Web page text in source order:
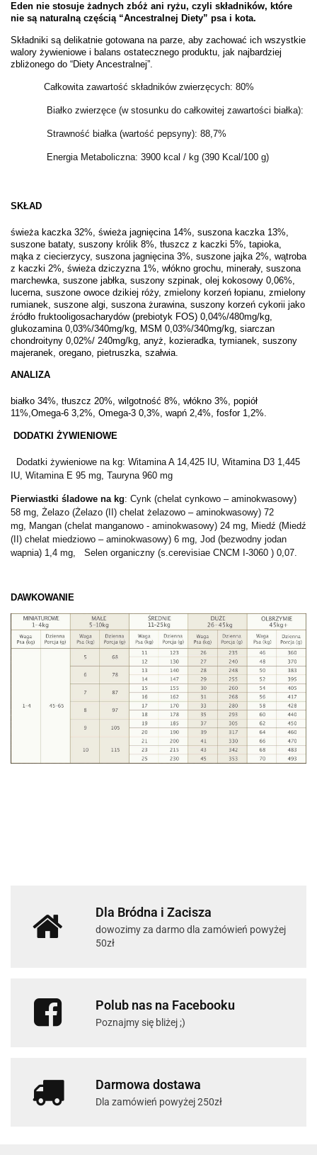
Eden nie stosuje żadnych zbóż ani ryżu, czyli składników, które
nie są naturalną częścią “Ancestralnej Diety” psa i kota.
Składniki są delikatnie gotowana na parze, aby zachować ich wszystkie
walory żywieniowe i balans ostatecznego produktu, jak najbardziej
zbliżonego do “Diety Ancestralnej”.
Całkowita zawartość składników zwierzęcych: 80%
Białko zwierzęce (w stosunku do całkowitej zawartości białka):
Strawność białka (wartość pepsyny): 88,7%
Energia Metaboliczna: 3900 kcal / kg (390 Kcal/100 g)
SKŁAD
świeża kaczka 32%, świeża jagnięcina 14%, suszona kaczka 13%,
suszone bataty, suszony królik 8%, tłuszcz z kaczki 5%, tapioka,
mąka z ciecierzycy, suszona jagnięcina 3%, suszone jajka 2%, wątroba
z kaczki 2%, świeża dziczyzna 1%, włókno grochu, minerały, suszona
marchewka, suszone jabłka, suszony szpinak, olej kokosowy 0,06%,
lucerna, suszone owoce dzikiej róży, zmielony korzeń łopianu, zmielony
rumianek, suszone algi, suszona żurawina, suszony korzeń cykorii jako
źródło fruktooligosacharydów (prebiotyk FOS) 0,04%/480mg/kg,
glukozamina 0,03%/340mg/kg, MSM 0,03%/340mg/kg, siarczan
chondroityny 0,02%/ 240mg/kg, anyż, kozieradka, tymianek, suszony
majeranek, oregano, pietruszka, szałwia.
ANALIZA
białko 34%, tłuszcz 20%, wilgotność 8%, włókno 3%, popiół
11%,Omega-6 3,2%, Omega-3 0,3%, wapń 2,4%, fosfor 1,2%.
DODATKI ŻYWIENIOWE
Dodatki żywieniowe na kg: Witamina A 14,425 IU, Witamina D3 1,445
IU, Witamina E 95 mg, Tauryna 960 mg
Pierwiastki śladowe na kg: Cynk (chelat cynkowo – aminokwasowy)
58 mg, Żelazo (Żelazo (II) chelat żelazowo – aminokwasowy) 72
mg, Mangan (chelat manganowo - aminokwasowy) 24 mg, Miedź (Miedź
(II) chelat miedziowo – aminokwasowy) 6 mg, Jod (bezwodny jodan
wapnia) 1,4 mg,
Selen organiczny (s.cerevisiae CNCM I-3060 ) 0,07.
DAWKOWANIE
Dla Bródna i Zacisza
dowozimy za darmo dla zamówień powyżej
50zł
Polub nas na Facebooku
Poznajmy się bliżej ;)
Darmowa dostawa
Dla zamówień powyżej 250zł